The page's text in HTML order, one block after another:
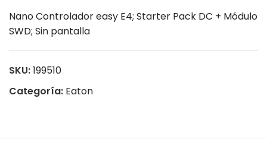
Nano Controlador easy E4; Starter Pack DC + Módulo
SWD; Sin pantalla
SKU:199510
Categoría: Eaton